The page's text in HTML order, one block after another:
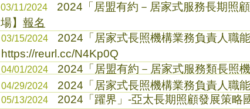
03/11/2024 2024「居盟有約－居家式服務長期照
場】 報名
03/15/2024 2024「居家式長照機構業務負責人職
https://reurl.cc/N4Kp0Q
04/01/2024 2024「居盟有約－居家式服務類長照
04/29/2024 2024「居家式長照機構業務負責人職
05/13/2024 2024「躍界」-亞太長期照顧發展策略